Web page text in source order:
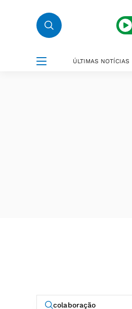
ÚLTIMAS NOTÍCIAS